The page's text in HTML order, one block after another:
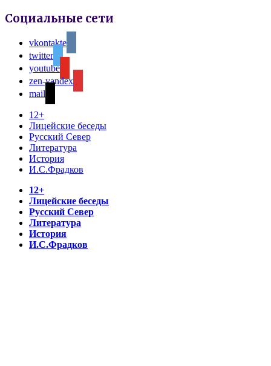
Социальные сети
vkontakte
twitter
youtube
zen-yandex
mail
12+
Лицейские беседы
Русский Север
Литература
История
И.С.Фрадков
12+
Лицейские беседы
Русский Север
Литература
История
И.С.Фрадков